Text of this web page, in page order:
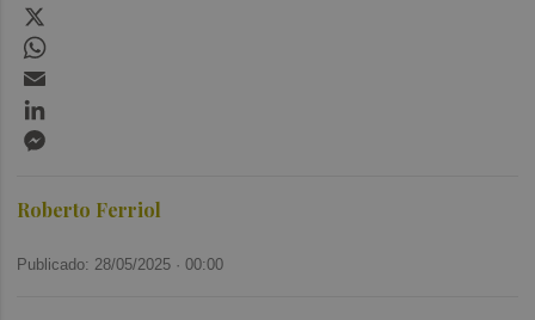
Roberto Ferriol
Publicado: 28/05/2025 ·00:00